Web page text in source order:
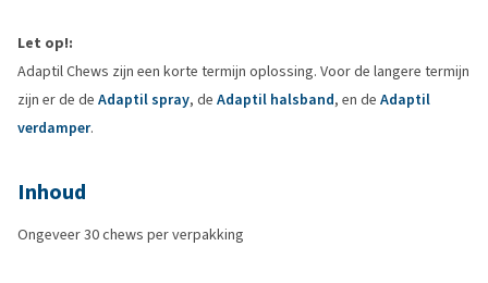
Let op!:
Adaptil Chews zijn een korte termijn oplossing. Voor de langere termijn
zijn er de de Adaptil spray, de Adaptil halsband, en de Adaptil
verdamper.
Inhoud
Ongeveer 30 chews per verpakking